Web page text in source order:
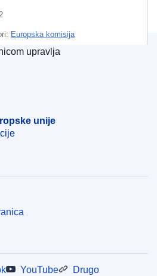
Europska komisija
unije
upravlja
unije
YouTube Drugo